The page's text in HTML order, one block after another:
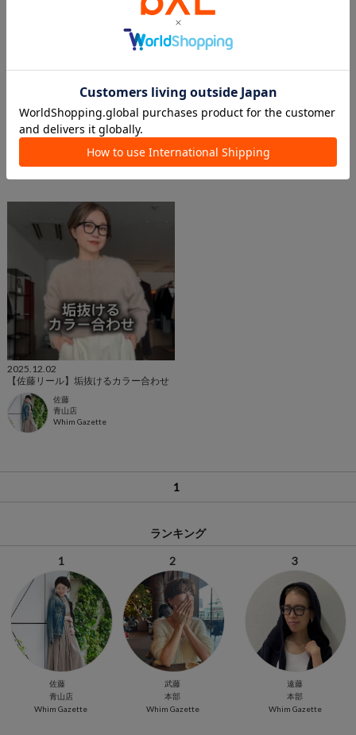
2025.12.08
Weekly outfits
Nagisa
Whim Gazette
2025.12.05
12/4(木)Instagram Live ご紹介アイテム
Whim Gazette online store
本部
Whim Gazette
2025.12.02
【佐藤リール】垢抜けるカラー合わせ
佐藤
青山店
Whim Gazette
1
ランキング
1
佐藤
青山店
Whim Gazette
2
武藤
本部
Whim Gazette
3
遠藤
本部
Whim Gazette